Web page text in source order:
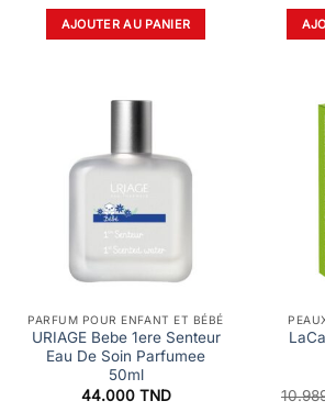
initial
était :
10.989 TND. 9.900 TND.
AJOUTER AU PANIER
PARFUM POUR ENFANT ET BÉBÉ
URIAGE Bebe 1ere Senteur
Eau De Soin Parfumee
50ml
44.000 TND